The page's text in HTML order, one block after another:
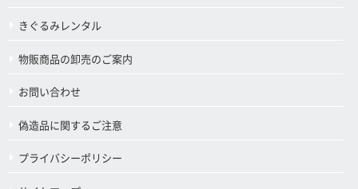
きぐるみレンタル
物販商品の卸売のご案内
お問い合わせ
偽造品に関するご注意
プライバシーポリシー